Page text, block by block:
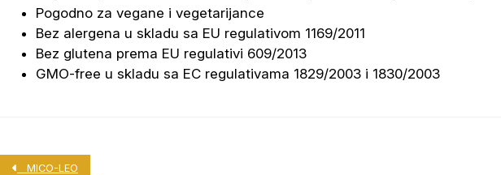
Pogodno za vegane i vegetarijance
Bez alergena u skladu sa EU regulativom 1169/2011
Bez glutena prema EU regulativi 609/2013
GMO-free u skladu sa EC regulativama 1829/2003 i 1830/2003
MICO-LEO